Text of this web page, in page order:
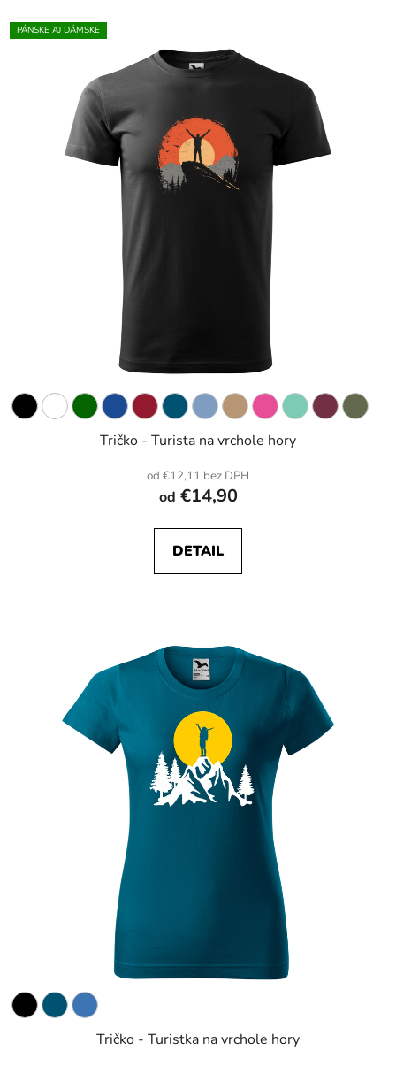
PÁNSKE AJ DÁMSKE
Tričko - Turista na vrchole hory
od €12,11 bez DPH
od €14,90
DETAIL
Tričko - Turistka na vrchole hory